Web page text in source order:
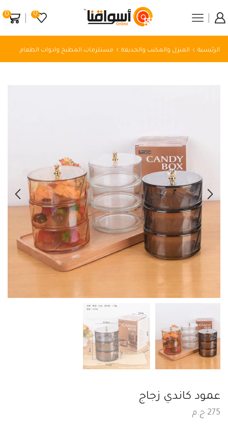
0
0
الرئيسية المنزل والمكتب والحديقة مستلزمات المطبخ وادوات الطعام
عمود كاندي زجاج
275 ج.م